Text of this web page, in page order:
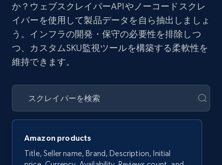
か？ウェブスクレイパーAPIやノーコードスクレ
イパーを使用して製品データを自ら抽出しましょ
う。インフラの開発・保守の必要性を排除しつ
つ、カスタムSKU監視ツールを構築する柔軟性を
維持できます。
Amazon products
Title, Seller name, Brand, Description, Initial